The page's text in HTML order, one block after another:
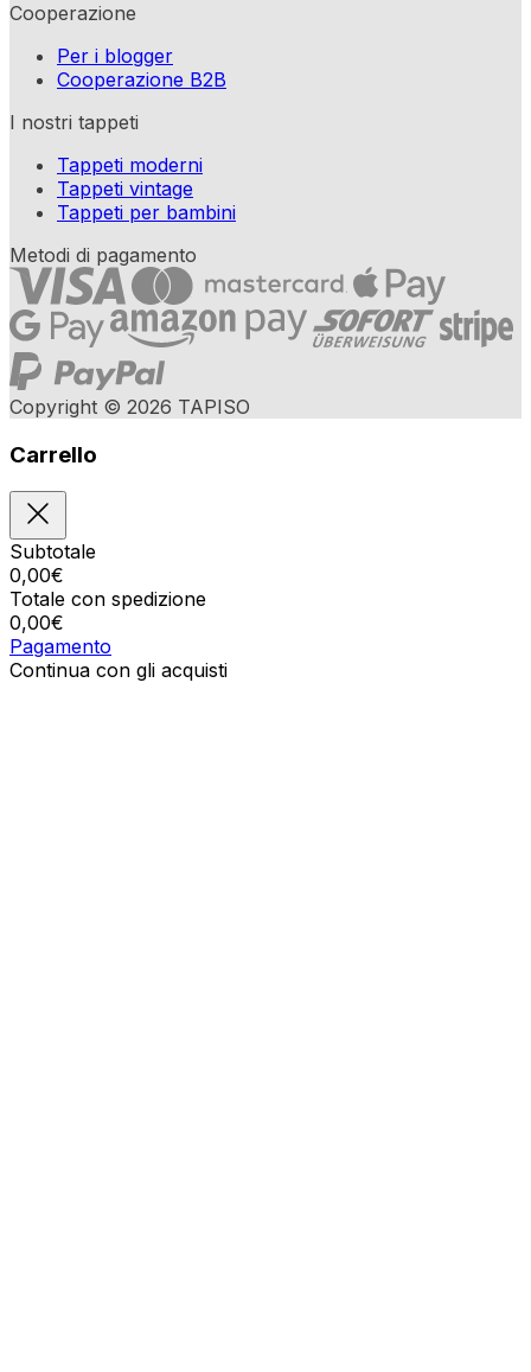
Cooperazione
Per i blogger
Cooperazione B2B
I nostri tappeti
Tappeti moderni
Tappeti vintage
Tappeti per bambini
Metodi di pagamento
Copyright © 2026 TAPISO
Carrello
Subtotale
0,00€
Totale con spedizione
0,00€
Pagamento
Continua con gli acquisti